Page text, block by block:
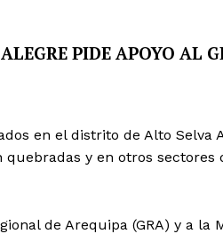
PIDE APOYO AL
en el distrito de Alto Selva
y en otros
de Arequipa (GRA) y a